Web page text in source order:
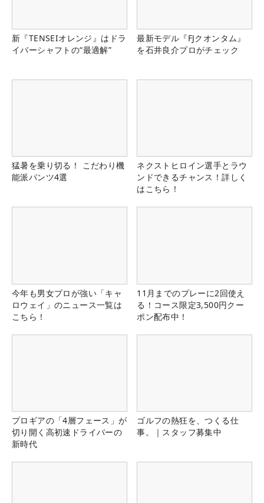
新『TENSEIオレンジ』はドラ
イバーシャフトの“最適解”
最新モデル『FJクオンタム』
を石井良介プロがチェック
猛暑を乗り切る！ こだわり機
能派パンツ4選
ネクストヒロイン選手とラウ
ンドできるチャンス！詳しく
はこちら！
今年も男女プロが強い「キャ
ロウェイ」のニュース一覧は
こちら！
11月までのプレーに2回使え
る！コース限定3,500円クー
ポン配布中！
プロギアの「4層フェース」が
切り開く高初速ドライバーの
新時代
ゴルフの熱狂を、つくる仕
事。｜スタッフ募集中